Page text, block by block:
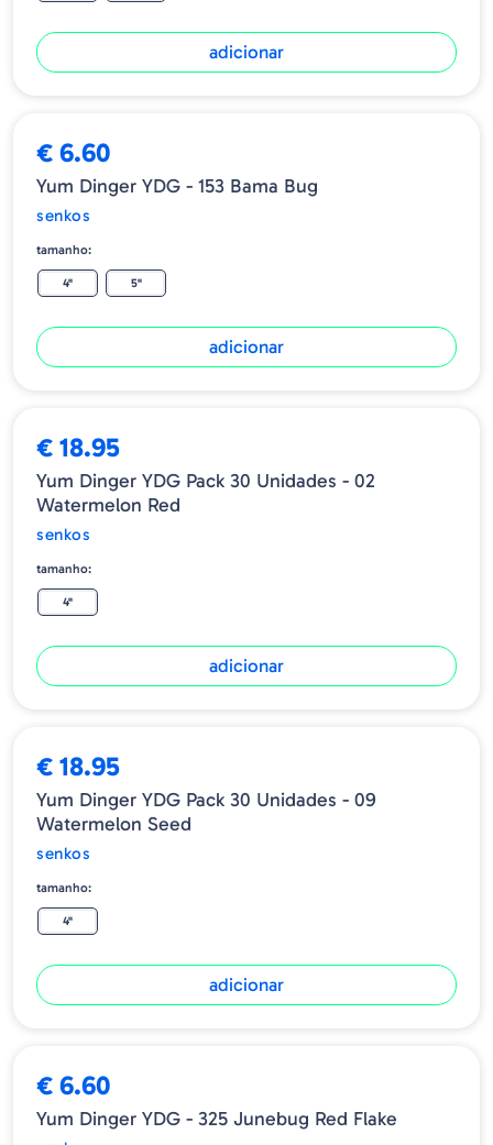
adicionar
€ 6.60
Yum Dinger YDG - 153 Bama Bug
senkos
tamanho:
4" 5"
adicionar
€ 18.95
Yum Dinger YDG Pack 30 Unidades - 02
Watermelon Red
senkos
tamanho:
4"
adicionar
€ 18.95
Yum Dinger YDG Pack 30 Unidades - 09
Watermelon Seed
senkos
tamanho:
4"
adicionar
€ 6.60
Yum Dinger YDG - 325 Junebug Red Flake